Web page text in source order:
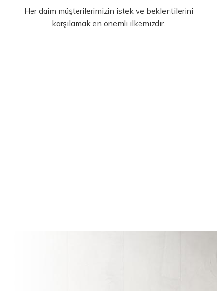
Her daim müşterilerimizin istek ve beklentilerini
karşılamak en önemli ilkemizdir.